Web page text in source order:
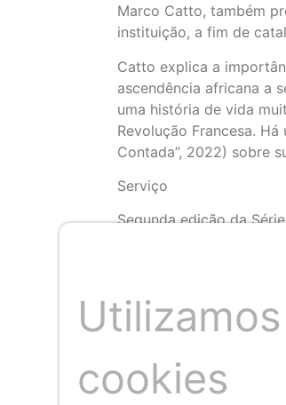
Marco Catto, também
instituição, a fim de
Catto explica a
ascendência africana a
uma história de vida
Revolução Francesa.
Contada”, 2022) sobre
Serviço
Segunda edição da
Local: Cineteatro 2 de
Ingressos: na Sympla,
Crédito: Europeana
Utilizamos
cookies